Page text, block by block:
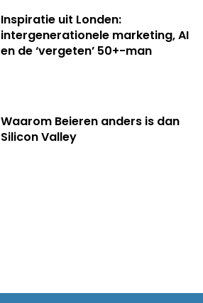
Inspiratie uit Londen:
intergenerationele marketing, AI
en de ‘vergeten’ 50+-man
Waarom Beieren anders is dan
Silicon Valley